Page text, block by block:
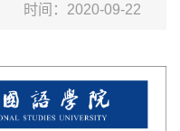
时间：2020-09-22